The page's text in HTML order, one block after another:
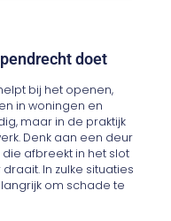
doet
bij het openen,
in woningen en
maar in de praktijk
Denk aan een deur
afbreekt in het slot
In zulke situaties
om schade te